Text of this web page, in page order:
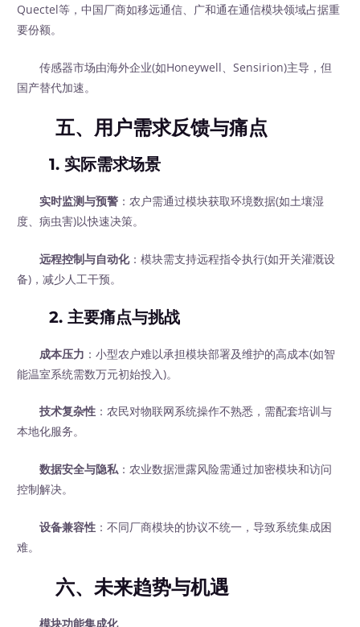
Quectel等，中国厂商如移远通信、广和通在通信模块领域占据重
要份额。
传感器市场由海外企业(如Honeywell、Sensirion)主导，但
国产替代加速。
五、用户需求反馈与痛点
1. 实际需求场景
实时监测与预警 ：农户需通过模块获取环境数据(如土壤湿
度、病虫害)以快速决策。
远程控制与自动化：模块需支持远程指令执行(如开关灌溉设
备)，减少人工干预。
2. 主要痛点与挑战
成本压力 ：小型农户难以承担模块部署及维护的高成本(如智
能温室系统需数万元初始投入)。
技术复杂性 ：农民对物联网系统操作不熟悉，需配套培训与
本地化服务。
数据安全与隐私 ：农业数据泄露风险需通过加密模块和访问
控制解决。
设备兼容性 ：不同厂商模块的协议不统一，导致系统集成困
难。
六、未来趋势与机遇
模块功能集成化